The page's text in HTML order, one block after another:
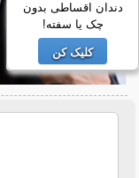
دندان اقساطی بدون
چک یا سفته!
کلیک کن